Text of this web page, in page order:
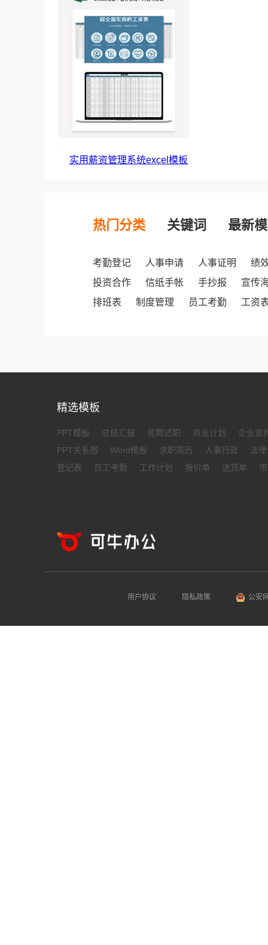
实用薪资管理系统excel模板
热门分类 关键词 最新
考勤登记 人事申请 人事证明
绩
投资合作
信纸手帐 手抄报
宣传
排班表
制度管理 员工考勤 工资
精选模板
PPT模板 总结汇报 竞聘述职 商业计划
企业宣
PPT关系图
Word模板 求职简历 人事行政
法
登记表
员工考勤 工作计划 报价单 送货单
用户协议 隐私政策 公安